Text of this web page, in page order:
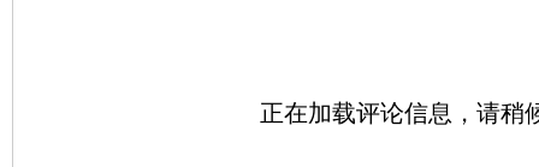
正在加载评论信息，请稍